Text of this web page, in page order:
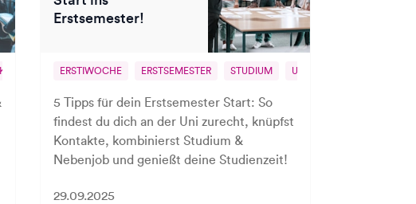
KRANKENVERSICHERUNG STUDIUM
Erstsemester!
ERSTIWOCHE ERSTSEMESTER STUDIUM UNI
5 Tipps für dein Erstsemester Start: So
findest du dich an der Uni zurecht, knüpfst
Kontakte, kombinierst Studium &
Nebenjob und genießt deine Studienzeit!
29.09.2025